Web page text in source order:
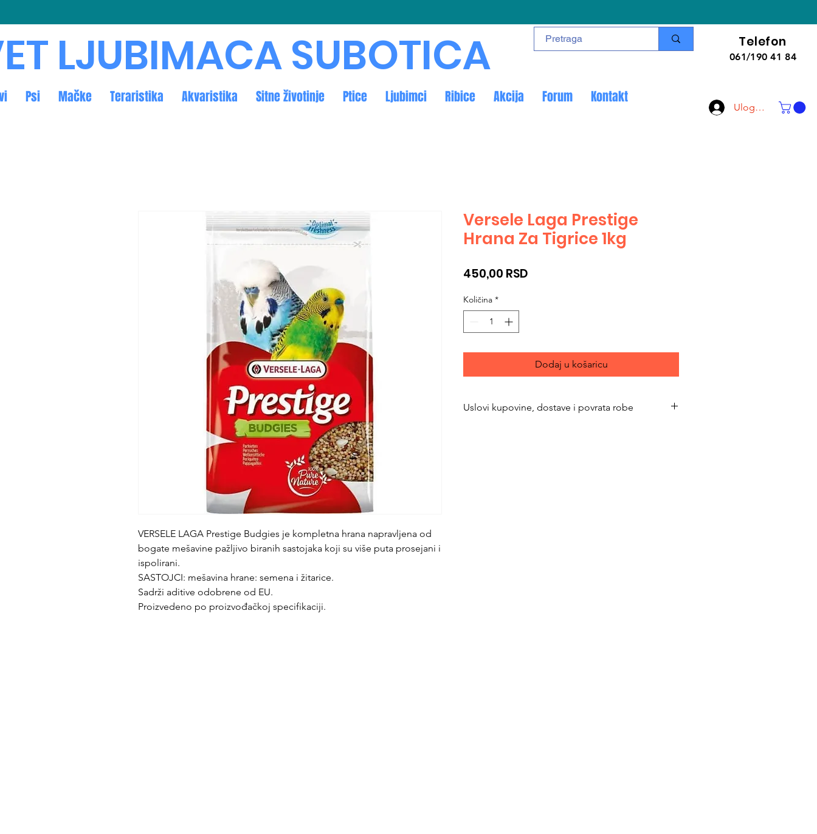
Telefon
061/190 41 84
Uloguj se
Psi Mačke Teraristika Akvaristika Sitne životinje Ptice Ljubimci Ribice Akcija Forum Kontakt
LJUBIMACA SUBOTICA
VERSELE LAGA Prestige Budgies je kompletna hrana napravljena od
bogate mešavine pažljivo biranih sastojaka koji su više puta prosejani i
ispolirani.
SASTOJCI: mešavina hrane: semena i žitarice.
Sadrži aditive odobrene od EU.
Proizvedeno po proizvođačkoj specifikaciji.
Versele Laga Prestige
Hrana Za Tigrice 1kg
450,00 RSD
Količina *
Dodaj u košaricu
Uslovi kupovine, dostave i povrata robe